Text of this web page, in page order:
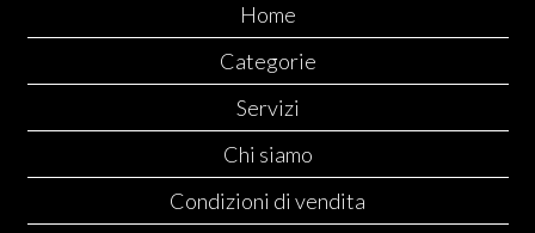
Home
Categorie
Servizi
Chi siamo
Condizioni di vendita